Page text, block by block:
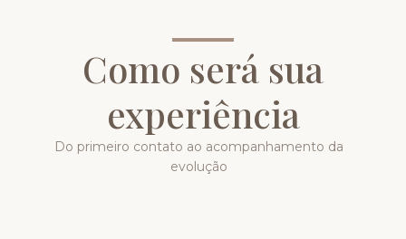
Como será sua
experiência
Do primeiro contato ao acompanhamento da
evolução